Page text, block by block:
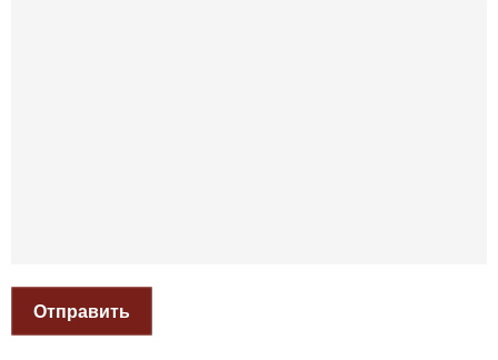
Отправить